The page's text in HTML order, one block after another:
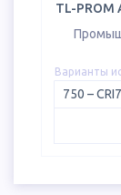
TL-PROM
Варианты